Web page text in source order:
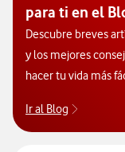
para ti en el
Descubre breves
y los mejores
hacer tu vida más
Ir al Blog